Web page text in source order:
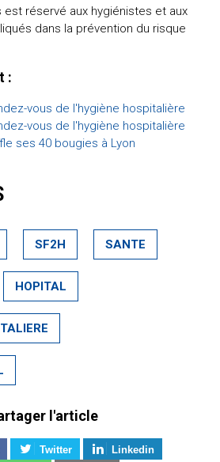
est réservé aux hygiénistes et aux
dans la prévention du risque
:
vous de l'hygiène hospitalière
vous de l'hygiène hospitalière
ses 40 bougies à Lyon
SF2H SANTE
HOPITAL
l'article
Twitter
Linkedin